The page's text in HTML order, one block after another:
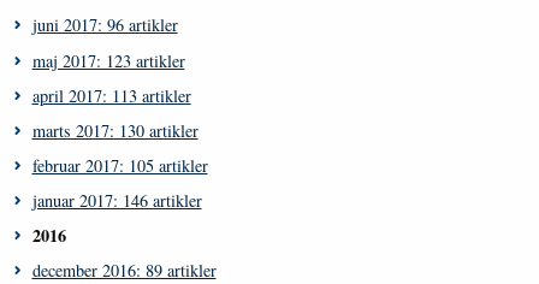
juni 2017: 96 artikler
maj 2017: 123 artikler
april 2017: 113 artikler
marts 2017: 130 artikler
februar 2017: 105 artikler
januar 2017: 146 artikler
2016
december 2016: 89 artikler